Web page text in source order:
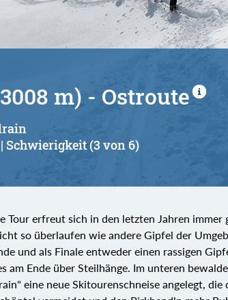
m) - Ostroute
Schwierigkeit (3 von 6)
Tour erfreut sich in den letzten Jahren immer
so überlaufen wie andere Gipfel der
und als Finale entweder einen rassigen
am Ende über Steilhänge. Im unteren
eine neue Skitourenschneise angelegt, die